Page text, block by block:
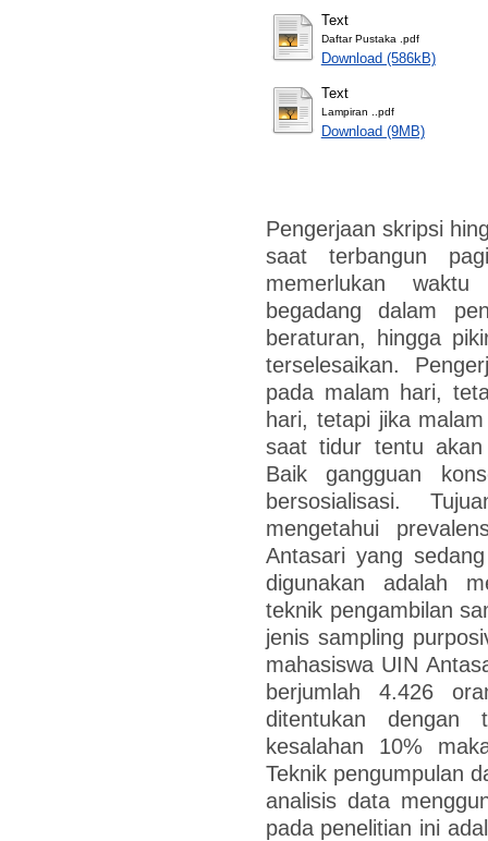
Text
Daftar Pustaka .pdf
Download (586kB)
Text
Lampiran ..pdf
Download (9MB)
Pengerjaan skripsi
saat terbangun
memerlukan
begadang dalam
beraturan, hingga
terselesaikan.
pada malam hari,
hari, tetapi jika
saat tidur tentu
Baik gangguan
bersosialisasi.
mengetahui
Antasari yang
digunakan adalah
teknik pengambilan
jenis sampling
mahasiswa UIN
berjumlah 4.426
ditentukan
kesalahan 10%
Teknik pengumpulan
analisis data
pada penelitian ini